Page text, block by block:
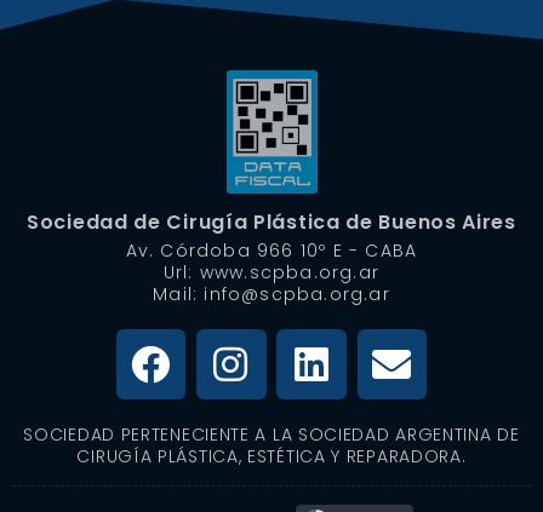
Sociedad de Cirugía Plástica de Buenos Aires
Av. Córdoba 966 10º E - CABA
Url: www.scpba.org.ar
Mail: info@scpba.org.ar
SOCIEDAD PERTENECIENTE A LA SOCIEDAD ARGENTINA DE
CIRUGÍA PLÁSTICA, ESTÉTICA Y REPARADORA.